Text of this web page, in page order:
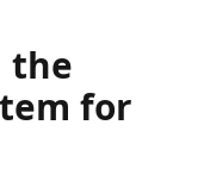
the
for